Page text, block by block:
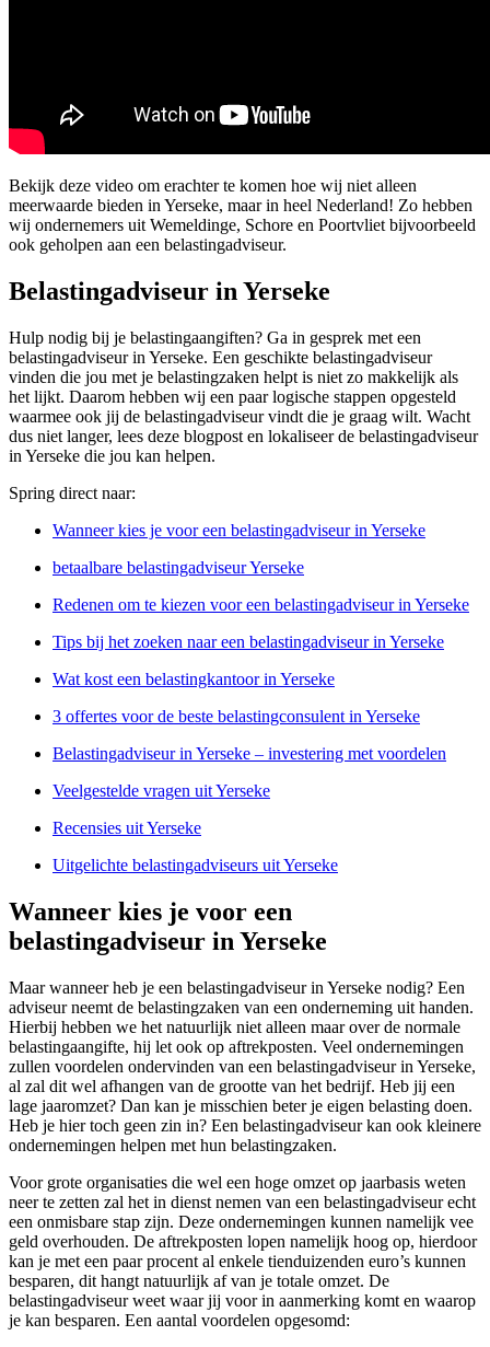
Bekijk deze video om erachter te komen hoe wij niet alleen
meerwaarde bieden in Yerseke, maar in heel Nederland! Zo hebben
wij ondernemers uit Wemeldinge, Schore en Poortvliet bijvoorbeeld
ook geholpen aan een belastingadviseur.
Belastingadviseur in Yerseke
Hulp nodig bij je belastingaangiften? Ga in gesprek met een
belastingadviseur in Yerseke. Een geschikte belastingadviseur
vinden die jou met je belastingzaken helpt is niet zo makkelijk als
het lijkt. Daarom hebben wij een paar logische stappen opgesteld
waarmee ook jij de belastingadviseur vindt die je graag wilt. Wacht
dus niet langer, lees deze blogpost en lokaliseer de belastingadviseur
in Yerseke die jou kan helpen.
Spring direct naar:
Wanneer kies je voor een belastingadviseur in Yerseke
betaalbare belastingadviseur Yerseke
Redenen om te kiezen voor een belastingadviseur in Yerseke
Tips bij het zoeken naar een belastingadviseur in Yerseke
Wat kost een belastingkantoor in Yerseke
3 offertes voor de beste belastingconsulent in Yerseke
Belastingadviseur in Yerseke – investering met voordelen
Veelgestelde vragen uit Yerseke
Recensies uit Yerseke
Uitgelichte belastingadviseurs uit Yerseke
Wanneer kies je voor een
belastingadviseur in Yerseke
Maar wanneer heb je een belastingadviseur in Yerseke nodig? Een
adviseur neemt de belastingzaken van een onderneming uit handen.
Hierbij hebben we het natuurlijk niet alleen maar over de normale
belastingaangifte, hij let ook op aftrekposten. Veel ondernemingen
zullen voordelen ondervinden van een belastingadviseur in Yerseke,
al zal dit wel afhangen van de grootte van het bedrijf. Heb jij een
lage jaaromzet? Dan kan je misschien beter je eigen belasting doen.
Heb je hier toch geen zin in? Een belastingadviseur kan ook kleinere
ondernemingen helpen met hun belastingzaken.
Voor grote organisaties die wel een hoge omzet op jaarbasis weten
neer te zetten zal het in dienst nemen van een belastingadviseur echt
een onmisbare stap zijn. Deze ondernemingen kunnen namelijk vee
geld overhouden. De aftrekposten lopen namelijk hoog op, hierdoor
kan je met een paar procent al enkele tienduizenden euro’s kunnen
besparen, dit hangt natuurlijk af van je totale omzet. De
belastingadviseur weet waar jij voor in aanmerking komt en waarop
je kan besparen. Een aantal voordelen opgesomd: